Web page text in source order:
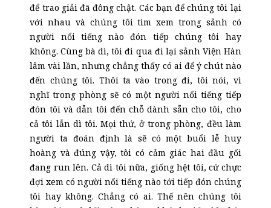
để trao giải đã đông chật. Các bạn để chúng tôi lại
với nhau và chúng tôi tìm xem trong sảnh có
người nổi tiếng nào đón tiếp chúng tôi hay
không. Cùng bà dì, tôi đi qua đi lại sảnh Viện Hàn
lâm vài lần, nhưng chẳng thấy có ai để ý chút nào
đến chúng tôi. Thôi ta vào trong đi, tôi nói, vì
nghĩ trong phòng sẽ có một người nổi tiếng tiếp
đón tôi và dẫn tôi đến chỗ dành sẵn cho tôi, cho
cả tôi lẫn dì tôi. Mọi thứ, ở trong phòng, đều làm
người ta đoán định là sẽ có một buổi lễ huy
hoàng và đúng vậy, tôi có cảm giác hai đầu gối
đang run lên. Cả dì tôi nữa, giống hệt tôi, cứ chực
đợi xem có người nổi tiếng nào tới tiếp đón chúng
tôi hay không. Chẳng có ai. Thế nên chúng tôi